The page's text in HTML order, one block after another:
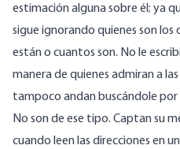
estimación alguna sobre él; ya
sigue ignorando quienes son
están o cuantos son. No le
manera de quienes admiran a
tampoco andan buscándole por
No son de ese tipo. Captan su
cuando leen las direcciones en